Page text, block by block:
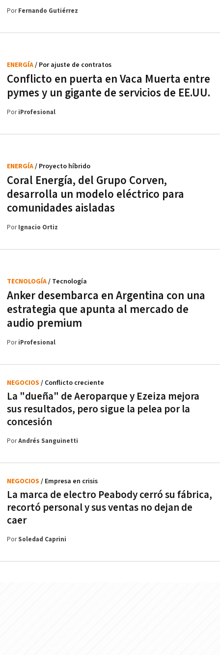
PorFernando Gutiérrez
Conflicto en puerta en Vaca Muerta entre
pymes y un gigante de servicios de EE.UU.
ENERGÍA/ Por ajuste de contratos
PoriProfesional
Coral Energía, del Grupo Corven,
desarrolla un modelo eléctrico para
comunidades aisladas
ENERGÍA/ Proyecto híbrido
PorIgnacio Ortiz
Anker desembarca en Argentina con una
estrategia que apunta al mercado de
audio premium
TECNOLOGÍA/ Tecnología
PoriProfesional
La "dueña" de Aeroparque y Ezeiza mejora
sus resultados, pero sigue la pelea por la
concesión
NEGOCIOS / Conflicto creciente
PorAndrés Sanguinetti
La marca de electro Peabody cerró su fábrica,
recortó personal y sus ventas no dejan de
caer
NEGOCIOS / Empresa en crisis
PorSoledad Caprini